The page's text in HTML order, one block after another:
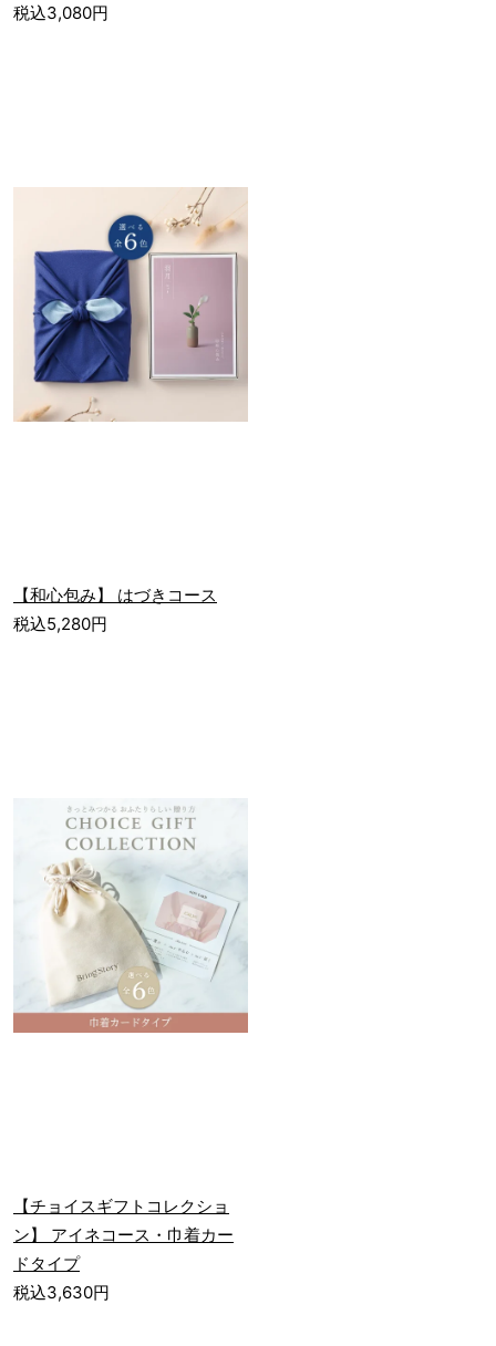
税込3,080円
【和心包み】 はづきコース
税込5,280円
【チョイスギフトコレクショ
ン】 アイネコース・巾着カー
ドタイプ
税込3,630円